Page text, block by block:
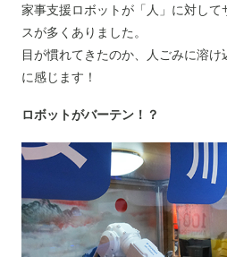
家事支援ロボットが「人」に対して
スが多くありました。
目が慣れてきたのか、人ごみに溶
に感じます！
ロボットがバーテン！？